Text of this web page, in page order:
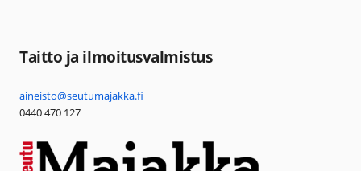
Taitto ja ilmoitusvalmistus
aineisto@seutumajakka.fi
0440 470 127